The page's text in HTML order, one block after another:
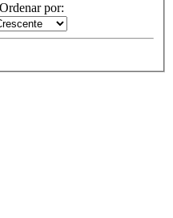
Ordenar por: